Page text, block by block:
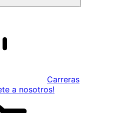
Carreras
a nosotros!